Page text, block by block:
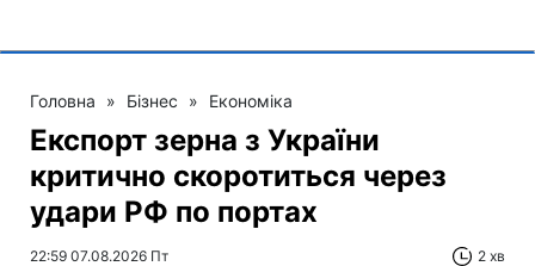
Головна » Бізнес » Економіка
Експорт зерна з України
критично скоротиться через
удари РФ по портах
22:59 07.08.2026 Пт 2 хв